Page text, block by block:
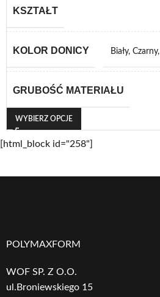
KSZTAŁT
KOLOR DONICY Biały, Czarny,
GRUBOŚĆ MATERIAŁU
WYBIERZ OPCJE
[html_block id="258"]
POLYMAXFORM
WOF SP. Z O.O.
ul.Broniewskiego 15